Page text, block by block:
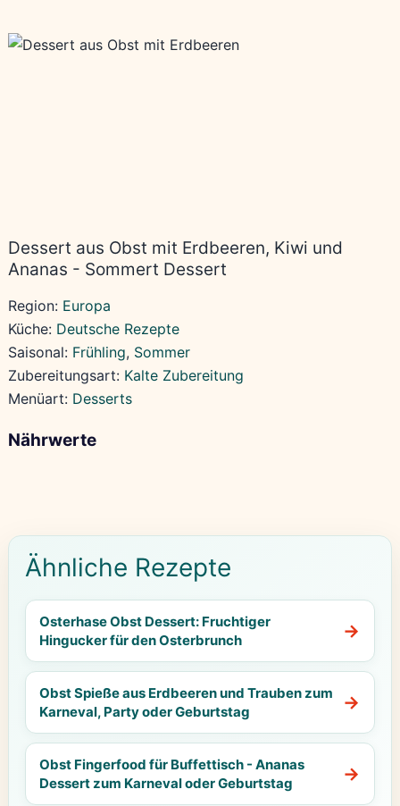
Dessert aus Obst mit Erdbeeren, Kiwi und
Ananas - Sommert Dessert
Region: Europa
Küche: Deutsche Rezepte
Saisonal: Frühling, Sommer
Zubereitungsart: Kalte Zubereitung
Menüart: Desserts
Nährwerte
Ähnliche Rezepte
Osterhase Obst Dessert: Fruchtiger
Hingucker für den Osterbrunch
Obst Spieße aus Erdbeeren und Trauben zum
Karneval, Party oder Geburtstag
Obst Fingerfood für Buffettisch - Ananas
Dessert zum Karneval oder Geburtstag